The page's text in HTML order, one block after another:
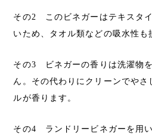
その2 このビネガーはテキスタ
いため、タオル類などの吸水性も
その3 ビネガーの香りは洗濯物
ん。その代わりにクリーンでやさ
ルが香ります。
その4 ランドリービネガーを用